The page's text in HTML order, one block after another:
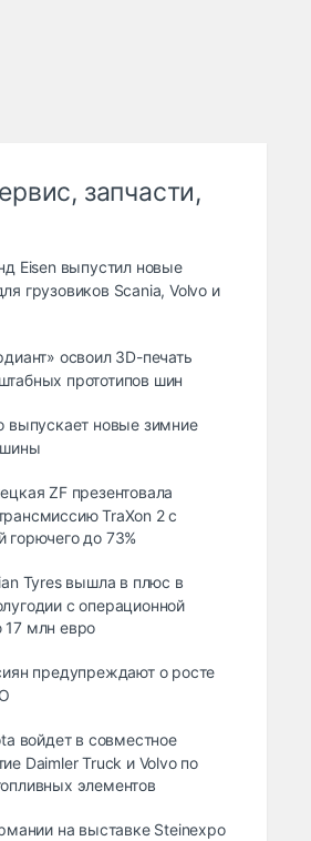
запчасти,
Eisen выпустил новые
грузовиков Scania, Volvo и
освоил 3D-печать
прототипов шин
выпускает новые зимние
ZF презентовала
TraXon 2 с
горючего до 73%
Tyres вышла в плюс в
с операционной
млн евро
предупреждают о росте
войдет в совместное
Daimler Truck и Volvo по
элементов
на выставке Steinexpo